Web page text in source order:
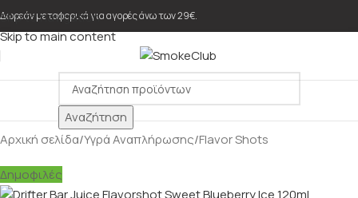
Skip to navigation
Skip to main content
Δωρεάν μεταφορικά για αγορές άνω των 29€.
Αναζήτηση
Αρχική σελίδα/Υγρά Αναπλήρωσης/Flavor Shots
Δημοφιλές